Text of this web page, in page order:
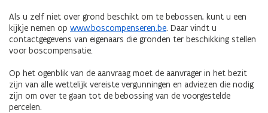
Als u zelf niet over grond beschikt om te bebossen, kunt u een
kijkje nemen op www.boscompenseren.be. Daar vindt u
contactgegevens van eigenaars die gronden ter beschikking stellen
voor boscompensatie.
Op het ogenblik van de aanvraag moet de aanvrager in het bezit
zijn van alle wettelijk vereiste vergunningen en adviezen die nodig
zijn om over te gaan tot de bebossing van de voorgestelde
percelen.